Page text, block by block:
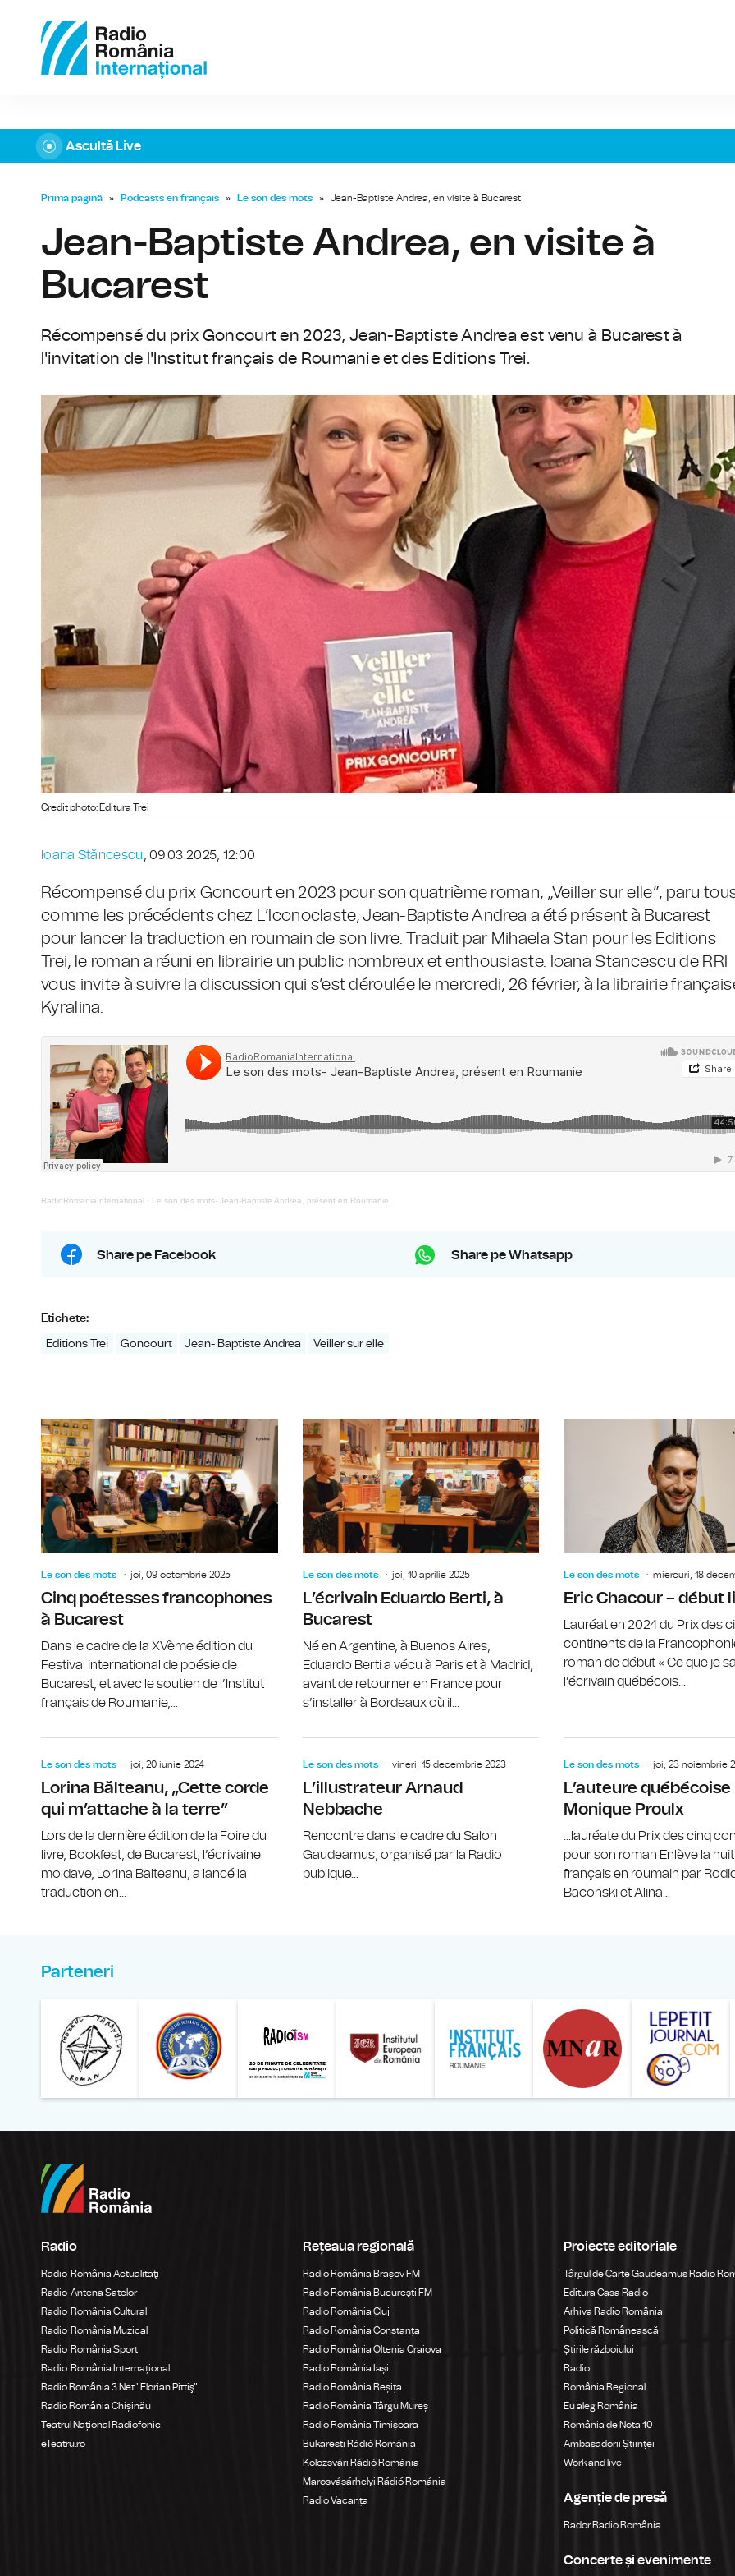
Ascultă Live
Prima pagină » Podcasts en français » Le son des mots » Jean-Baptiste Andrea, en visite à Bucarest
Jean-Baptiste Andrea, en visite à
Bucarest
Récompensé du prix Goncourt en 2023, Jean-Baptiste Andrea est venu à Bucarest à
l'invitation de l'Institut français de Roumanie et des Editions Trei.
Credit photo: Editura Trei
Ioana Stăncescu, 09.03.2025, 12:00
Récompensé du prix Goncourt en 2023 pour son quatrième roman, „Veiller sur elle”, paru
comme les précédents chez L’Iconoclaste, Jean-Baptiste Andrea a été présent à Bucarest
pour lancer la traduction en roumain de son livre. Traduit par Mihaela Stan pour les Editions
Trei, le roman a réuni en librairie un public nombreux et enthousiaste. Ioana Stancescu de RRI
vous invite à suivre la discussion qui s’est déroulée le mercredi, 26 février, à la librairie
Kyralina.
RadioRomaniaInternational · Le son des mots- Jean-Baptiste Andrea, présent en Roumanie
Share pe Facebook Share pe Whatsapp
Etichete:
Editions Trei Goncourt Jean- Baptiste Andrea Veiller sur elle
Le son des mots joi, 09 octombrie 2025
Cinq poétesses francophones
à Bucarest
Dans le cadre de la XVème édition du
Festival international de poésie de
Bucarest, et avec le soutien de l’Institut
français de Roumanie,...
Cinq poétesses francophones à
Le son des mots joi, 10 aprilie 2025
L’écrivain Eduardo Berti, à
Bucarest
Né en Argentine, à Buenos Aires,
Eduardo Berti a vécu à Paris et à Madrid,
avant de retourner en France pour
s’installer à Bordeaux où il...
Le son des mots miercuri, 18
Eric Chacour – début
Lauréat en 2024 du Prix des
continents de la
roman de début « Ce que je
l’écrivain québécois...
Le son des mots joi, 20 iunie 2024
Lorina Bălteanu, „Cette corde
qui m’attache à la terre”
Lors de la dernière édition de la Foire du
livre, Bookfest, de Bucarest, l’écrivaine
moldave, Lorina Balteanu, a lancé la
traduction en...
Le son des mots vineri, 15 decembrie 2023
L’illustrateur Arnaud
Nebbache
Rencontre dans le cadre du Salon
Gaudeamus, organisé par la Radio
publique...
Le son des mots joi, 23 noiembrie
L’auteure québécoise
Monique Proulx
...lauréate du Prix des cinq
pour son roman Enlève la
français en roumain par
Baconski et Alina...
Parteneri
Liga Studentilor Romani din Strainatate - LSRS
Modernism | The Leading Romanian Art Magazine
Institului European din România
Institutul
Radio
Radio România Actualitaţi
Radio Antena Satelor
Radio România Cultural
Radio România Muzical
Radio România Sport
Radio România Internațional
Radio România 3 Net "Florian Pittiş"
Radio România Chișinău
Teatrul Național Radiofonic
eTeatru.ro
Rețeaua regională
Radio România Brașov FM
Radio România Bucureşti FM
Radio România Cluj
Radio România Constanța
Radio România Oltenia Craiova
Radio România Iași
Radio România Reșița
Radio România Târgu Mureș
Radio România Timișoara
Bukaresti Rádió Románia
Kolozsvári Rádió Románia
Marosvásárhelyi Rádió Románia
Radio Vacanța
Proiecte editoriale
Târgul de Carte Gaudeamus Radio
Editura Casa Radio
Arhiva Radio România
Politică Românească
Știrile războiului
Radio
România Regional
Eu aleg România
România de Nota 10
Ambasadorii Științei
Work and live
Agenție de presă
Rador Radio România
Concerte și evenimente